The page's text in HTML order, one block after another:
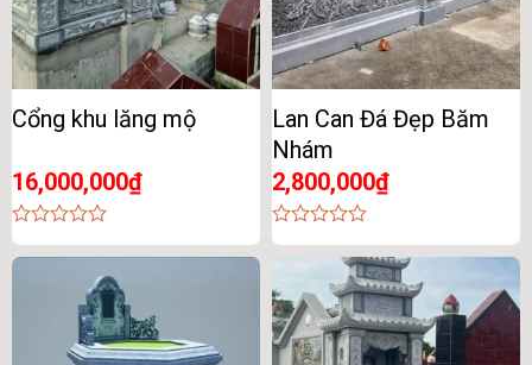
Cổng khu lăng mộ
16,000,000₫
0
out
Lan Can Đá Đẹp Băm
Nhám
2,800,000₫
0
5